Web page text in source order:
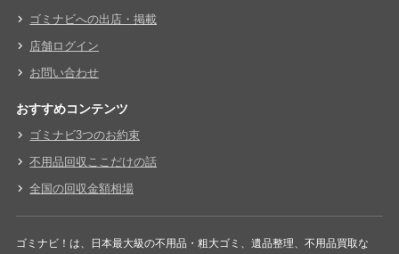
ゴミナビへの出店・掲載
店舗ログイン
お問い合わせ
おすすめコンテンツ
ゴミナビ3つのお約束
不用品回収ここだけの話
全国の回収金額相場
ゴミナビ！は、日本最大級の不用品・粗大ゴミ、遺品整理、不用品買取な